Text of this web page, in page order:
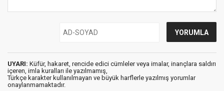
UYARI: Küfür, hakaret, rencide edici cümleler veya imalar, inançlara saldırı
içeren, imla kuralları ile yazılmamış,
Türkçe karakter kullanılmayan ve büyük harflerle yazılmış yorumlar
onaylanmamaktadır.